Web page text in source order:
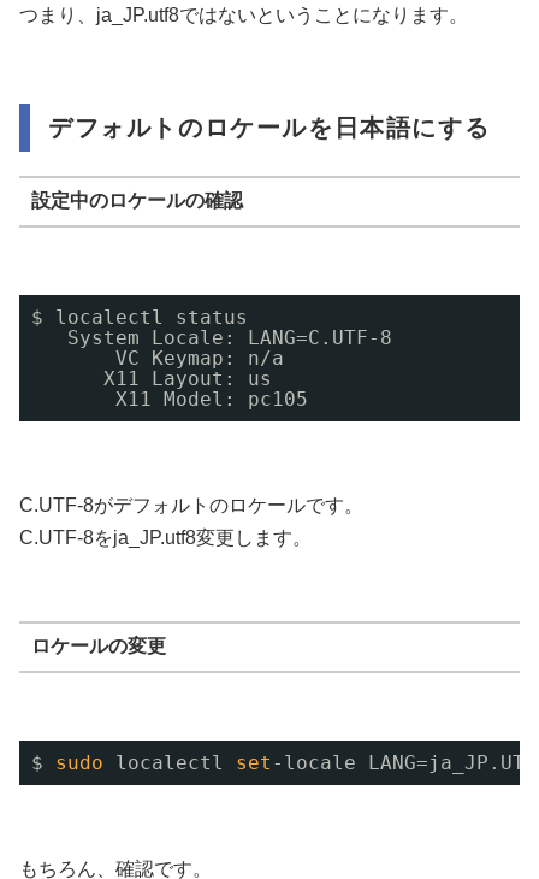
つまり、ja_JP.utf8ではないということになります。
デフォルトのロケールを日本語にする
設定中のロケールの確認
$ localectl status
System Locale: LANG=C.UTF-8
VC Keymap: n/a
X11 Layout: us
X11 Model: pc105
C.UTF-8がデフォルトのロケールです。
C.UTF-8をja_JP.utf8変更します。
ロケールの変更
$ sudo localectl set -locale
もちろん、確認です。